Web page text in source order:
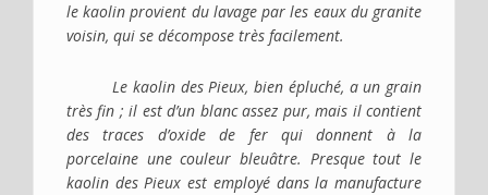
le kaolin provient du lavage par les eaux du granite
voisin, qui se décompose très facilement.
Le kaolin des Pieux, bien épluché, a un grain
très fin ; il est d’un blanc assez pur, mais il contient
des traces d’oxide de fer qui donnent à la
porcelaine une couleur bleuâtre. Presque tout le
kaolin des Pieux est employé dans la manufacture